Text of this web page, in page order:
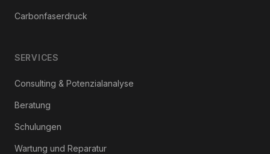
Carbonfaserdruck
SERVICES
Consulting & Potenzialanalyse
Beratung
Schulungen
Wartung und Reparatur